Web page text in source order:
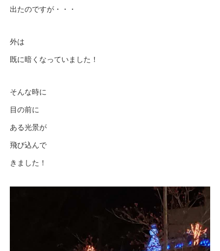
出たのですが・・・
外は
既に暗くなっていました！
そんな時に
目の前に
ある光景が
飛び込んで
きました！